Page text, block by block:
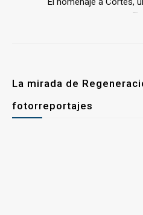
La mirada de
fotorreportajes